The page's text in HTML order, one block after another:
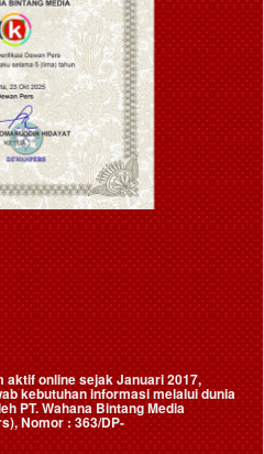
online sejak Januari 2017,
kebutuhan informasi melalui dunia
PT. Wahana Bintang Media
, Nomor : 363/DP-